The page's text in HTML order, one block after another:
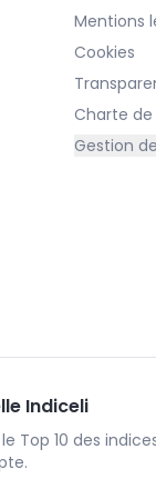
Mentions
Cookies
Charte
Gestion
Indiceli
Top 10 des